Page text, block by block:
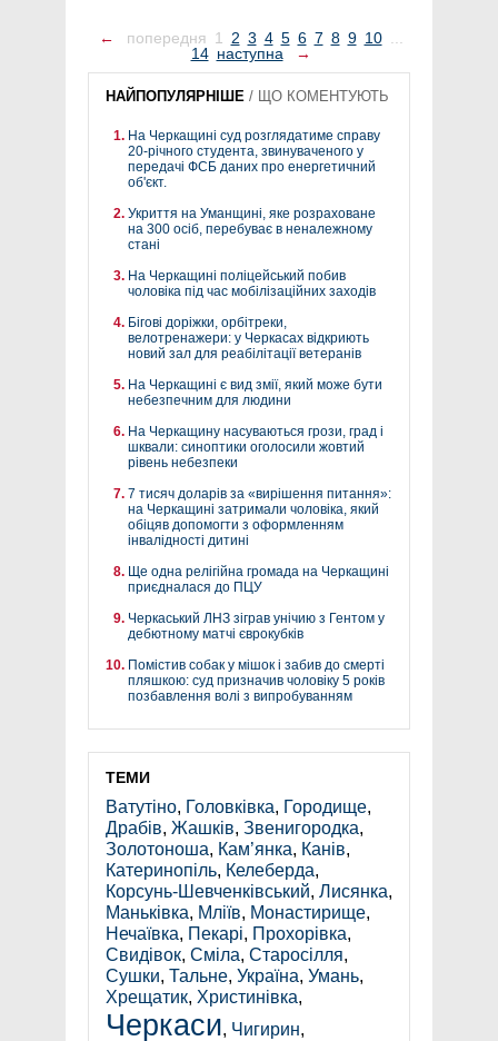
← попередня 1 2 3 4 5 6 7 8 9 10 ...
14 наступна →
НАЙПОПУЛЯРНІШЕ / ЩО КОМЕНТУЮТЬ
На Черкащині суд розглядатиме справу
20-річного студента, звинуваченого у
передачі ФСБ даних про енергетичний
об'єкт.
Укриття на Уманщині, яке розраховане
на 300 осіб, перебуває в неналежному
стані
На Черкащині поліцейський побив
чоловіка під час мобілізаційних заходів
Бігові доріжки, орбітреки,
велотренажери: у Черкасах відкриють
новий зал для реабілітації ветеранів
На Черкащині є вид змії, який може бути
небезпечним для людини
На Черкащину насуваються грози, град і
шквали: синоптики оголосили жовтий
рівень небезпеки
7 тисяч доларів за «вирішення питання»:
на Черкащині затримали чоловіка, який
обіцяв допомогти з оформленням
інвалідності дитині
Ще одна релігійна громада на Черкащині
приєдналася до ПЦУ
Черкаський ЛНЗ зіграв унічию з Гентом у
дебютному матчі єврокубків
Помістив собак у мішок і забив до смерті
пляшкою: суд призначив чоловіку 5 років
позбавлення волі з випробуванням
ТЕМИ
Ватутіно, Головківка, Городище,
Драбів, Жашків, Звенигородка,
Золотоноша, Кам’янка, Канів,
Катеринопіль, Келеберда,
Корсунь-Шевченківський, Лисянка,
Маньківка, Мліїв, Монастирище,
Нечаївка, Пекарі, Прохорівка,
Свидівок, Сміла, Старосілля,
Сушки, Тальне, Україна, Умань,
Хрещатик, Христинівка,
Черкаси, Чигирин,